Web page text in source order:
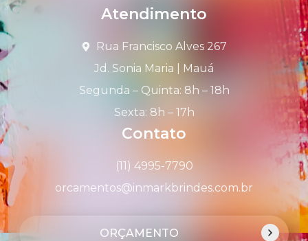
Atendimento
Rua Francisco Alves 267
Jd. Sonia Maria | Mauá
Segunda – Quinta: 8h – 18h
Sexta: 8h – 17h
Contato
(11) 4995-7790
orcamentos@inmarkbrindes.com.br
ORÇAMENTO